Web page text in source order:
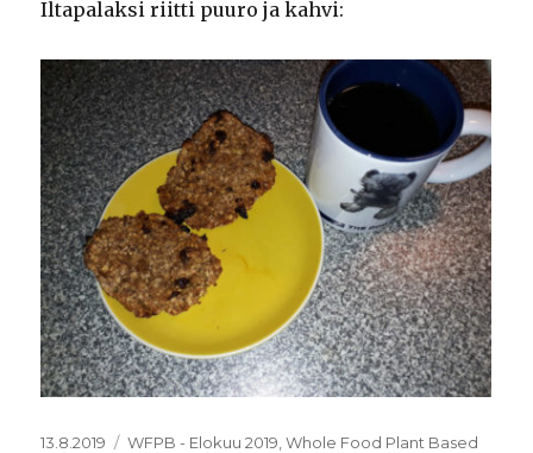
Iltapalaksi riitti puuro ja kahvi:
Julkaistu
13.8.2019 Kategoriat
WFPB - Elokuu 2019 ,Whole Food Plant Based